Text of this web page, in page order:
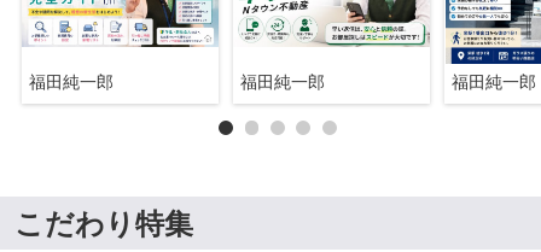
福田純一郎 福田純一郎 福田純一郎
こだわり特集